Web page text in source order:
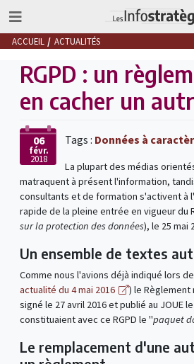
ACCUEIL ACTUALITÉS
RGPD : un
en cacher un
06
févr.
2018
Tags : Données à
La plupart des médias
matraquent à présent l'information,
consultants et de formation s'activent à
rapide de la pleine entrée en vigueur du
sur la protection des données), le 25 mai
Un ensemble de textes
Comme nous l'avions déjà indiqué lors
actualité du 4 mai 2016
) le
signé le 27 avril 2016 et publié au JOUE
constituaient avec ce RGPD le "paquet
Le remplacement d'une